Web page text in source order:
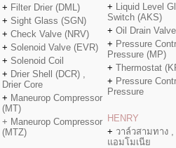
+ Filter Drier (DML)
+ Sight Glass (SGN)
+ Check Valve (NRV)
+ Solenoid Valve (EVR)
+ Solenoid Coil
+ Drier Shell (DCR) ,
Drier Core
+ Maneurop Compressor
(MT)
+ Maneurop Compressor
(MTZ)
+ Liquid Level
Switch (AKS)
+ Oil Drain
+ Pressure
Pressure (MP)
+ Thermostat
+ Pressure
Pressure
HENRY
+ วาล์วสามทาง
แอมโมเนีย